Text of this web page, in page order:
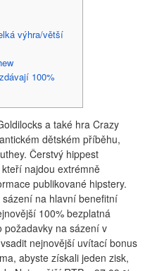
výhra/větší
100%
a také hra Crazy
dětském příběhu,
Čerstvý hippest
najdou extrémně
publikované hipstery.
na hlavní benefitní
100% bezplatná
požadavky na sázení v
nejnovější uvítací bonus
abyste získali jeden zisk,